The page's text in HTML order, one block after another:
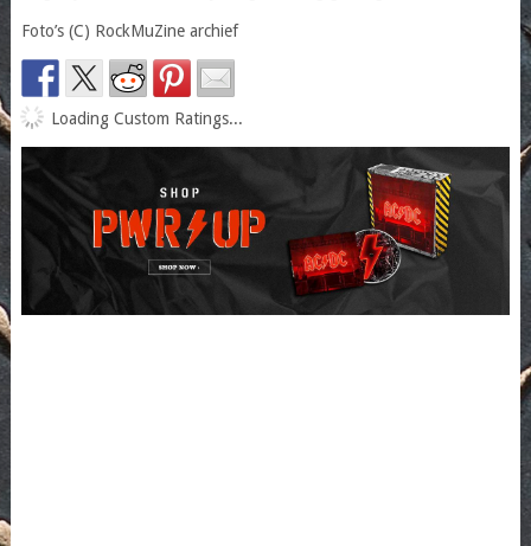
Foto’s (C) RockMuZine archief
Loading Custom Ratings...